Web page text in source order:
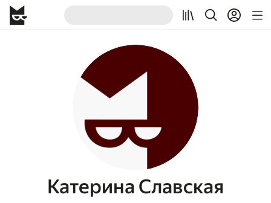
Катерина Славская